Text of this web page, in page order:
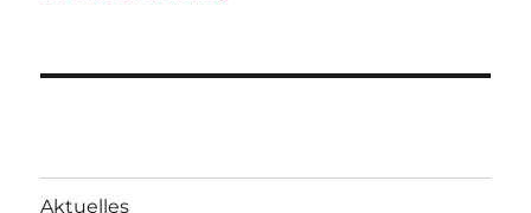
Aktuelles